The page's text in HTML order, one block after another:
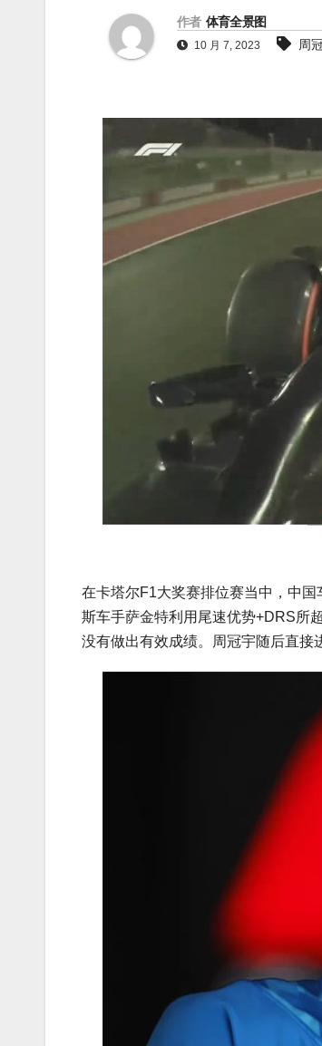
作者 体育全景图
10 月 7, 2023 周
在卡塔尔F1大奖赛排位赛当中，中
斯车手萨金特利用尾速优势+DRS所
没有做出有效成绩。周冠宇随后直接